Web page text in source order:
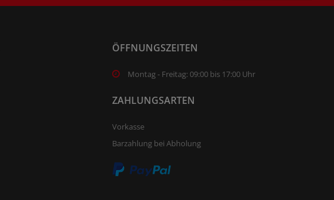
ÖFFNUNGSZEITEN
Montag - Freitag: 09:00 bis 17:00 Uhr
ZAHLUNGSARTEN
Vorkasse
Barzahlung bei Abholung